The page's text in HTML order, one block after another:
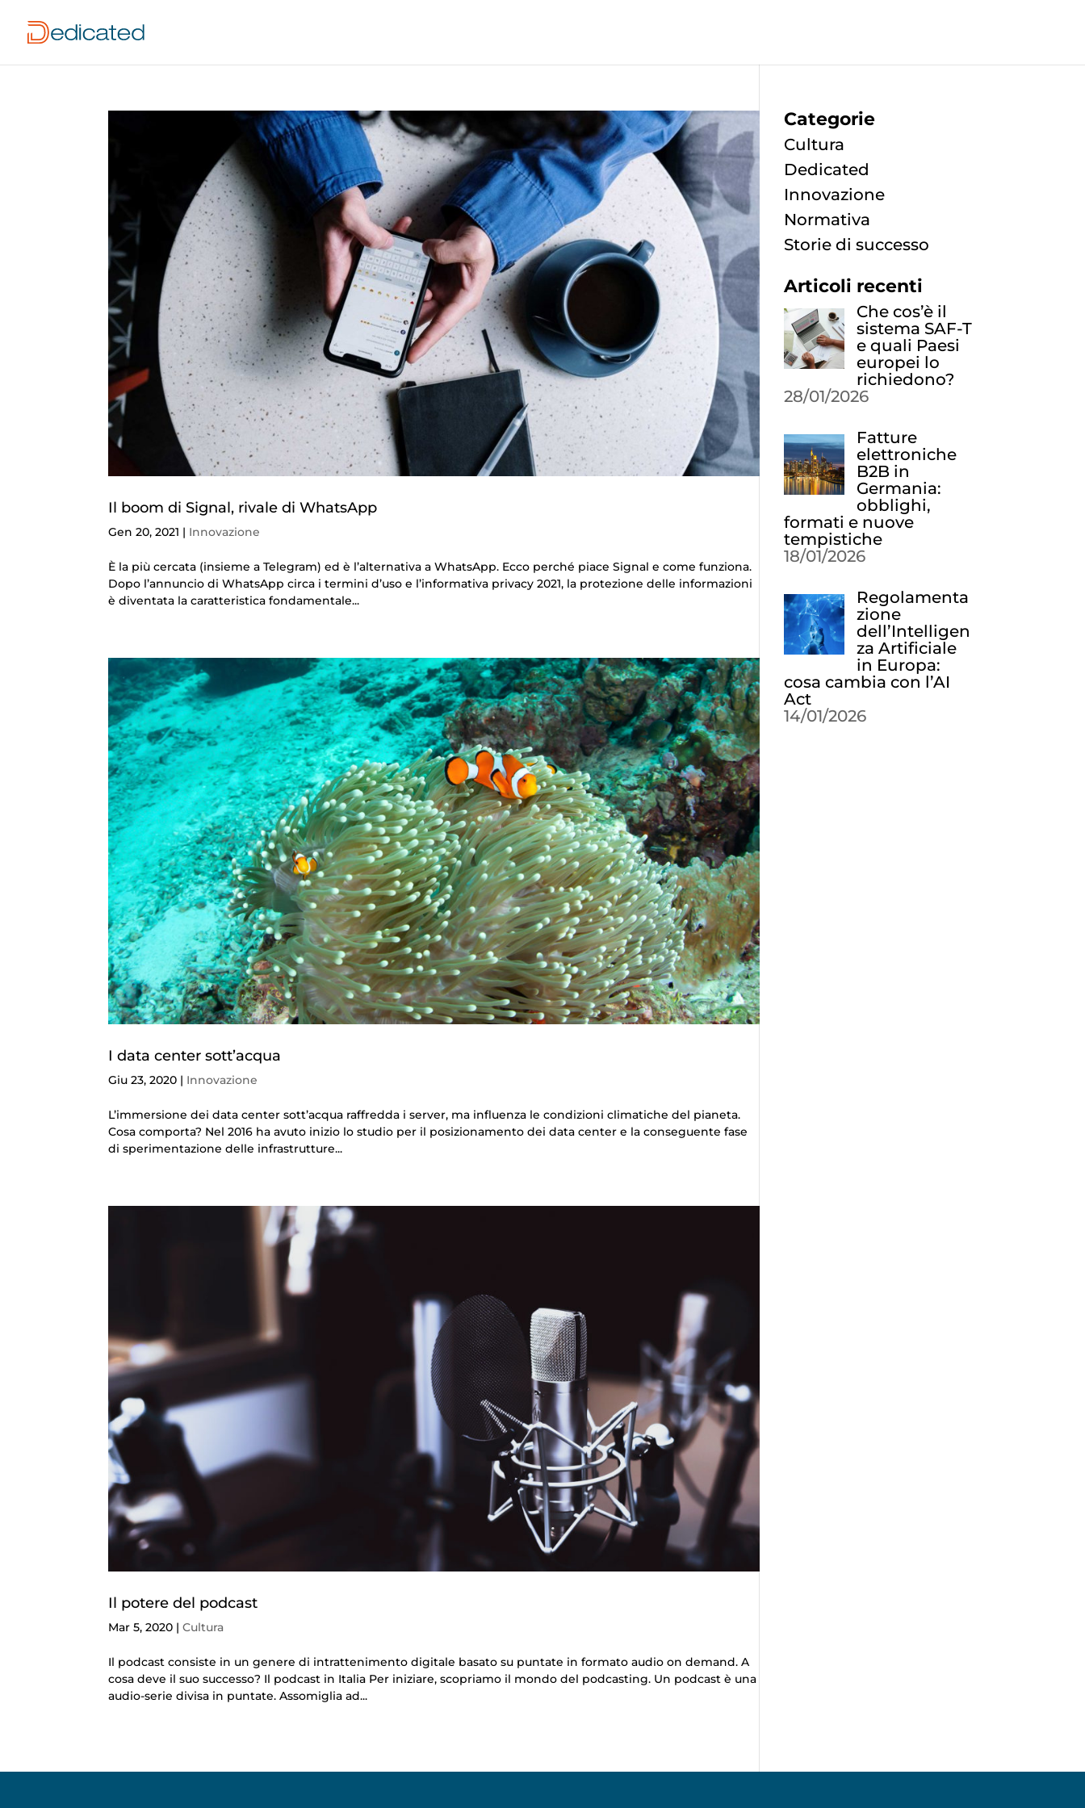
Il boom di Signal, rivale di WhatsApp
Gen 20, 2021 | Innovazione
È la più cercata (insieme a Telegram) ed è l’alternativa a WhatsApp. Ecco perché piace Signal e come funziona.
Dopo l’annuncio di WhatsApp circa i termini d’uso e l’informativa privacy 2021, la protezione delle informazioni
è diventata la caratteristica fondamentale...
I data center sott’acqua
Giu 23, 2020 | Innovazione
L’immersione dei data center sott’acqua raffredda i server, ma influenza le condizioni climatiche del pianeta.
Cosa comporta? Nel 2016 ha avuto inizio lo studio per il posizionamento dei data center e la conseguente fase
di sperimentazione delle infrastrutture...
Il potere del podcast
Mar 5, 2020 |Cultura
Il podcast consiste in un genere di intrattenimento digitale basato su puntate in formato audio on demand. A
cosa deve il suo successo? Il podcast in Italia Per iniziare, scopriamo il mondo del podcasting. Un podcast è una
audio-serie divisa in puntate. Assomiglia ad...
Categorie
Cultura
Dedicated
Innovazione
Normativa
Storie di successo
Articoli recenti
Che cos’è il
sistema SAF-T
e quali Paesi
europei lo
richiedono?
28/01/2026
Fatture
elettroniche
B2B in
Germania:
obblighi,
formati e nuove
tempistiche
18/01/2026
Regolamenta
zione
dell’Intelligen
za Artificiale
in Europa:
cosa cambia con l’AI
Act
14/01/2026